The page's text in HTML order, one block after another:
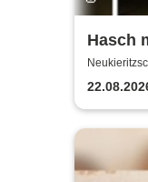
Hasch
Mörder